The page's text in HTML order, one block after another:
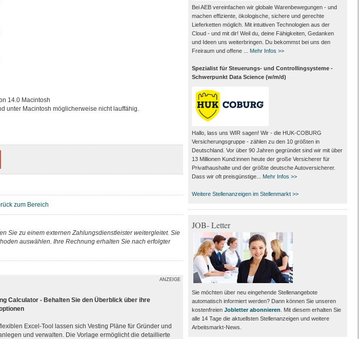
14.0 Macintosh
unter Macintosh möglicherweise nicht lauffähig.
zum Bereich
Sie zu einem externen Zahlungsdienstleister weitergleitet. Sie
auswählen. Ihre Rechnung erhalten Sie nach erfolgter
ANZEIGE
Calculator - Behalten Sie den Überblick über ihre
Excel-Tool lassen sich Vesting Pläne für Gründer und
und verwalten. Die Vorlage ermöglicht die detaillierte
Bei AEB vereinfachen wir globale Warenbewegungen - und
machen effiziente, ökologische, sichere und gerechte
Lieferketten möglich. Mit intuitiven Technologien aus der
Cloud - und mit dir! Weil du, deine Fähigkeiten, Gedanken
und Ideen uns weiterbringen. Du bekommst bei uns den
Freiraum und offene ...
Mehr Infos >>
Spezialist für Steuerungs- und Controllingsysteme -
Schwerpunkt Data Science (w/m/d)
Hallo, lass uns WIR sagen! Wir - die HUK-COBURG
Versicherungsgruppe - zählen zu den 10 größten in
Deutschland. Vor über 90 Jahren gegründet sind wir mit über
13 Millionen Kund:innen heute der große Versicherer für
Privathaushalte und der größte deutsche Autoversicherer.
Dass wir oft preisgünstige... Mehr Infos >>
Weitere Stellenanzeigen im Stellenmarkt >>
JOB- Letter
Sie möchten über neu eingehende Stellenangebote
automatisch informiert werden? Dann können Sie unseren
kostenfreien Jobletter abonnieren. Mit diesem erhalten Sie
alle 14 Tage die aktuellsten Stellenanzeigen und weitere
Arbeitsmarkt-News.